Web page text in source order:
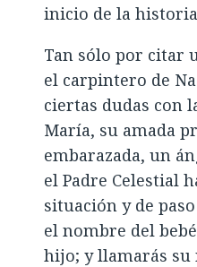
inicio de la
Tan sólo por citar
el carpintero de
ciertas dudas con
María, su amada
embarazada, un
el Padre Celestial
situación y de
el nombre del
hijo; y llamarás su